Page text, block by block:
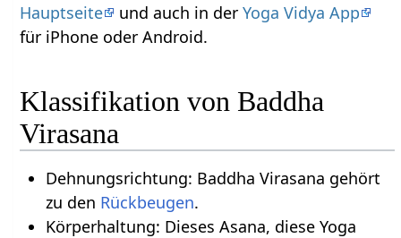
Hauptseite
und auch in derYoga Vidya App
für iPhone oder Android.
Klassifikation von Baddha
Virasana
Dehnungsrichtung: Baddha Virasana gehört
zu den Rückbeugen.
Körperhaltung: Dieses Asana, diese Yoga